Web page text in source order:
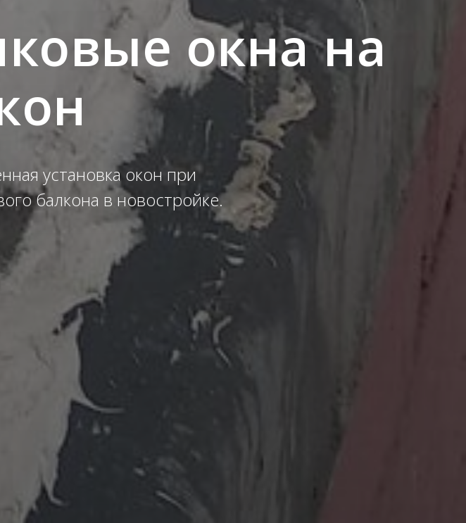
окна на
установка окон при
балкона в новостройке.